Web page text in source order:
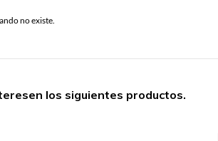
no existe.
los siguientes productos.